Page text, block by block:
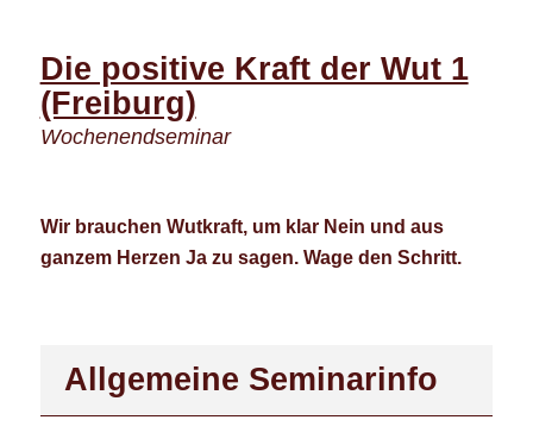
Die positive Kraft der Wut 1
(Freiburg)
Wochenendseminar
Wir brauchen Wutkraft, um klar Nein und aus
ganzem Herzen Ja zu sagen. Wage den Schritt.
Allgemeine Seminarinfo